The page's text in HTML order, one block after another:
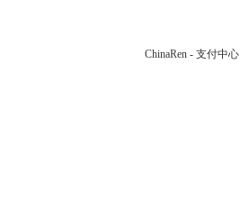
ChinaRen - 支付中心